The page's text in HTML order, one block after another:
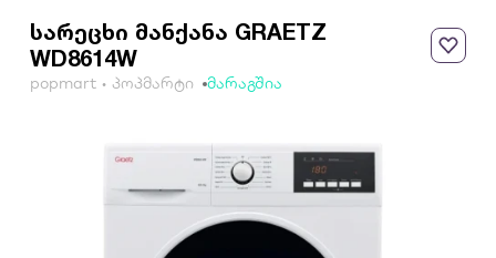
სარეცხი მანქანა GRAETZ
WD8614W
popmart • პოპმარტი მარაგშია